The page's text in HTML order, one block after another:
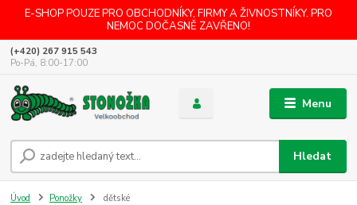
E-SHOP POUZE PRO OBCHODNÍKY, FIRMY A ŽIVNOSTNÍKY. PRO
NEMOC DOČASNĚ ZAVŘENO!
Menu
Hledat
(+420) 267 915 543
Po-Pá, 8:00-17:00
Úvod Ponožky dětské